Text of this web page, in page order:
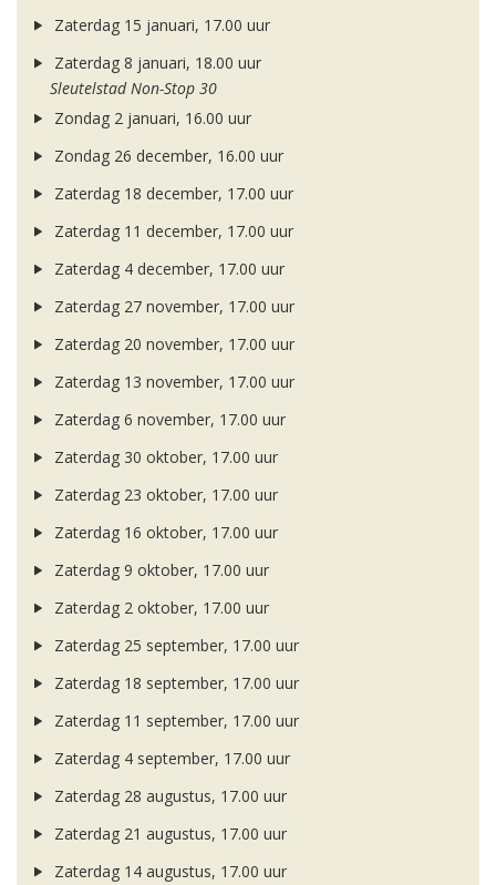
Zaterdag 15 januari, 17.00 uur
Zaterdag 8 januari, 18.00 uur
Sleutelstad Non-Stop 30
Zondag 2 januari, 16.00 uur
Zondag 26 december, 16.00 uur
Zaterdag 18 december, 17.00 uur
Zaterdag 11 december, 17.00 uur
Zaterdag 4 december, 17.00 uur
Zaterdag 27 november, 17.00 uur
Zaterdag 20 november, 17.00 uur
Zaterdag 13 november, 17.00 uur
Zaterdag 6 november, 17.00 uur
Zaterdag 30 oktober, 17.00 uur
Zaterdag 23 oktober, 17.00 uur
Zaterdag 16 oktober, 17.00 uur
Zaterdag 9 oktober, 17.00 uur
Zaterdag 2 oktober, 17.00 uur
Zaterdag 25 september, 17.00 uur
Zaterdag 18 september, 17.00 uur
Zaterdag 11 september, 17.00 uur
Zaterdag 4 september, 17.00 uur
Zaterdag 28 augustus, 17.00 uur
Zaterdag 21 augustus, 17.00 uur
Zaterdag 14 augustus, 17.00 uur